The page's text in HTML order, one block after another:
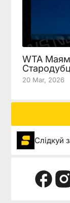
WTA
20 Mar, 2026
Слідкуй